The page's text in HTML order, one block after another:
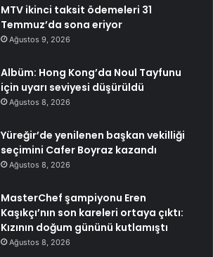
MTV ikinci taksit ödemeleri 31
Temmuz’da sona eriyor
Ağustos 9, 2026
Albüm: Hong Kong’da Noul Tayfunu
için uyarı seviyesi düşürüldü
Ağustos 8, 2026
Yüreğir’de yenilenen başkan vekilliği
seçimini Cafer Boyraz kazandı
Ağustos 8, 2026
MasterChef şampiyonu Eren
Kaşıkçı’nın son kareleri ortaya çıktı:
Kızının doğum gününü kutlamıştı
Ağustos 8, 2026